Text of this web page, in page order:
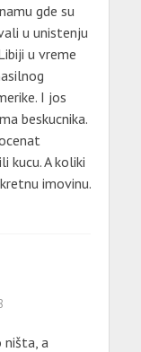
gde su
u unistenju
u vreme
I jos
beskucnika.
kucu. A koliki
imovinu.
ništa, a